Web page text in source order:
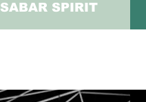
SABAR SPIRIT